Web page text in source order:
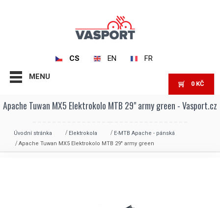
CS EN FR
MENU
0 KČ
Apache Tuwan MX5 Elektrokolo MTB 29" army green - Vasport.cz
Úvodní stránka Elektrokola
E-MTB Apache - pánská
Apache Tuwan MX5 Elektrokolo MTB 29″ army green